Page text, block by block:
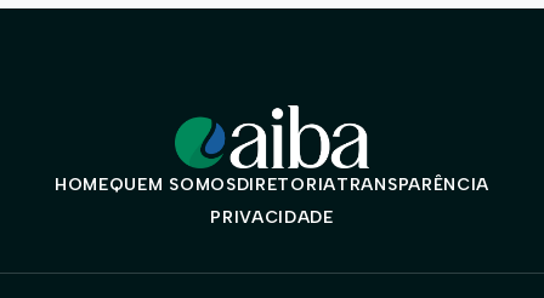
HOMEQUEM SOMOSDIRETORIATRANSPARÊNCIA
PRIVACIDADE